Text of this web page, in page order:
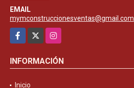
EMAIL
mymconstruccionesventas@gmail.com
Facebook
Instagram
INFORMACIÓN
Inicio